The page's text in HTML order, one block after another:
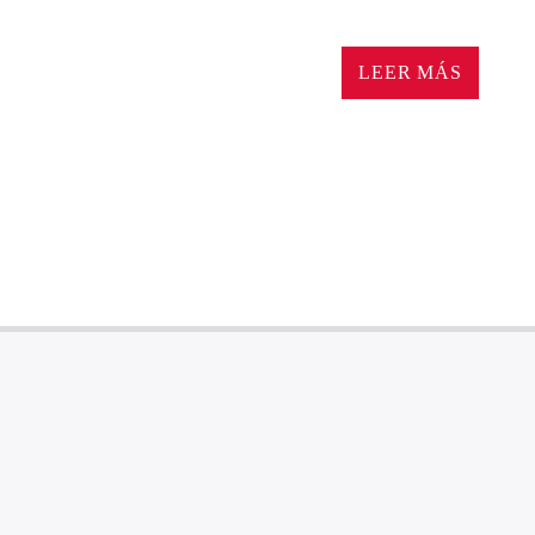
reales, debates intensos
Incluirá Pucelaterapia, el
LEER MÁS